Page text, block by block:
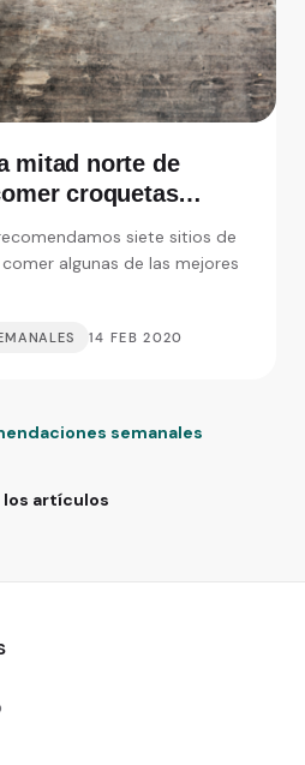
mitad norte de
croquetas
siete sitios de
algunas de las mejores
14 FEB 2020
semanales
los artículos